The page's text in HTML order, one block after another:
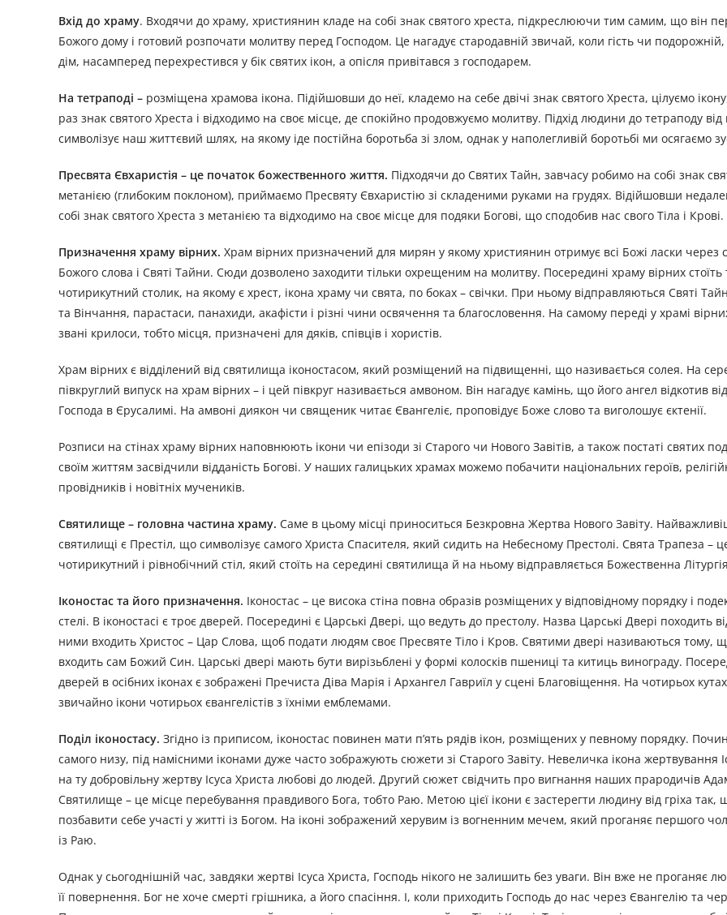
Вхід до храму. Входячи до храму, християнин кладе на собі знак святого хреста, підкреслюючи тим самим, що він
Божого дому і готовий розпочати молитву перед Господом. Це нагадує стародавній звичай, коли гість чи
дім, насамперед перехрестився у бік святих ікон, а опісля привітався з господарем.
На тетраподі – розміщена храмова ікона. Підійшовши до неї, кладемо на себе двічі знак святого Хреста, цілуємо
раз знак святого Хреста і відходимо на своє місце, де спокійно продовжуємо молитву. Підхід людини до тетраподу
символізує наш життєвий шлях, на якому іде постійна боротьба зі злом, однак у наполегливій боротьбі ми осягаємо
Пресвята Євхаристія – це початок божественного життя. Підходячи до Святих Тайн, завчасу робимо на собі знак
метанією (глибоким поклоном), приймаємо Пресвяту Євхаристію зі складеними руками на грудях. Відійшовши
собі знак святого Хреста з метанією та відходимо на своє місце для подяки Богові, що сподобив нас свого Тіла і Крові.
Призначення храму вірних. Храм вірних призначений для мирян у якому християнин отримує всі Божі ласки через
Божого слова і Святі Тайни. Сюди дозволено заходити тільки охрещеним на молитву. Посередині храму вірних стоїть
чотирикутний столик, на якому є хрест, ікона храму чи свята, по боках – свічки. При ньому відправляються Святі
та Вінчання, парастаси, панахиди, акафісти і різні чини освячення та благословення. На самому переді у храмі
звані крилоси, тобто місця, призначені для дяків, співців і хористів.
Храм вірних є відділений від святилища іконостасом, який розміщений на підвищенні, що називається солея. На
півкруглий випуск на храм вірних – і цей півкруг називається амвоном. Він нагадує камінь, що його ангел відкотив
Господа в Єрусалимі. На амвоні диякон чи священик читає Євангеліє, проповідує Боже слово та виголошує єктенії.
Розписи на стінах храму вірних наповнюють ікони чи епізоди зі Старого чи Нового Завітів, а також постаті святих
своїм життям засвідчили відданість Богові. У наших галицьких храмах можемо побачити національних героїв,
провідників і новітніх мучеників.
Святилище – головна частина храму. Саме в цьому місці приноситься Безкровна Жертва Нового Завіту.
святилищі є Престіл, що символізує самого Христа Спасителя, який сидить на Небесному Престолі. Свята Трапеза –
чотирикутний і рівнобічний стіл, який стоїть на середині святилища й на ньому відправляється Божественна
Іконостас та його призначення. Іконостас – це висока стіна повна образів розміщених у відповідному порядку і
стелі. В іконостасі є троє дверей. Посередині є Царські Двері, що ведуть до престолу. Назва Царські Двері походить
ними входить Христос – Цар Слова, щоб подати людям своє Пресвяте Тіло і Кров. Святими двері називаються тому,
входить сам Божий Син. Царські двері мають бути вирізьблені у формі колосків пшениці та китиць винограду.
дверей в осібних іконах є зображені Пречиста Діва Марія і Архангел Гавриїл у сцені Благовіщення. На чотирьох
звичайно ікони чотирьох євангелістів з їхніми емблемами.
Поділ іконостасу. Згідно із приписом, іконостас повинен мати п’ять рядів ікон, розміщених у певному порядку.
самого низу, під намісними іконами дуже часто зображують сюжети зі Старого Завіту. Невеличка ікона жертвування
на ту добровільну жертву Ісуса Христа любові до людей. Другий сюжет свідчить про вигнання наших прародичів
Святилище – це місце перебування правдивого Бога, тобто Раю. Метою цієї ікони є застерегти людину від гріха так,
позбавити себе участі у житті із Богом. На іконі зображений херувим із вогненним мечем, який проганяє першого
із Раю.
Однак у сьогоднішній час, завдяки жертві Ісуса Христа, Господь нікого не залишить без уваги. Він вже не проганяє
її повернення. Бог не хоче смерті грішника, а його спасіння. І, коли приходить Господь до нас через Євангелію та